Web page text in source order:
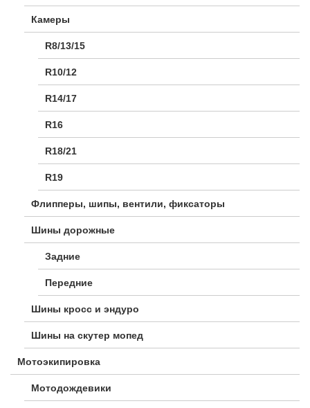
Камеры
R8/13/15
R10/12
R14/17
R16
R18/21
R19
Флипперы, шипы, вентили, фиксаторы
Шины дорожные
Задние
Передние
Шины кросс и эндуро
Шины на скутер мопед
Мотоэкипировка
Мотодождевики